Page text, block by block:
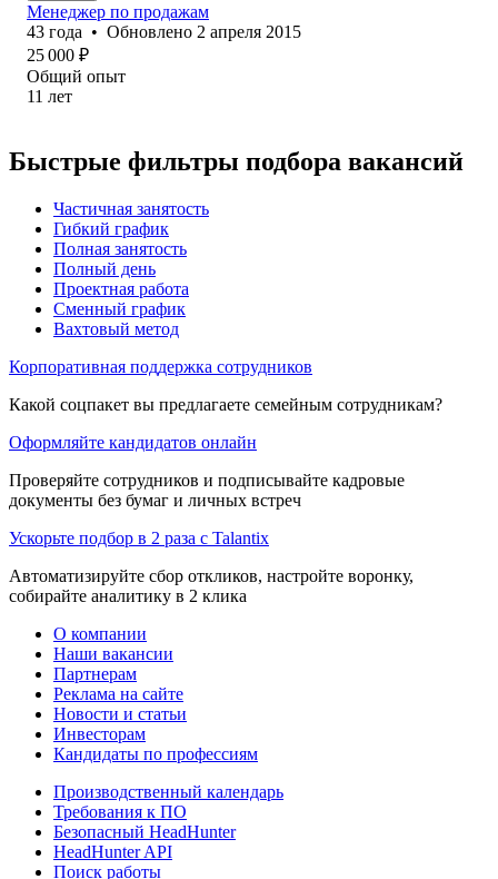
Менеджер по продажам
43 года • Обновлено 2 апреля 2015
25 000 ₽
Общий опыт
11 лет
Быстрые фильтры подбора вакансий
Частичная занятость
Гибкий график
Полная занятость
Полный день
Проектная работа
Сменный график
Вахтовый метод
Корпоративная поддержка сотрудников
Какой соцпакет вы предлагаете семейным сотрудникам?
Оформляйте кандидатов онлайн
Проверяйте сотрудников и подписывайте кадровые
документы без бумаг и личных встреч
Ускорьте подбор в 2 раза с Talantix
Автоматизируйте сбор откликов, настройте воронку,
собирайте аналитику в 2 клика
О компании
Наши вакансии
Партнерам
Реклама на сайте
Новости и статьи
Инвесторам
Кандидаты по профессиям
Производственный календарь
Требования к ПО
Безопасный HeadHunter
HeadHunter API
Поиск работы